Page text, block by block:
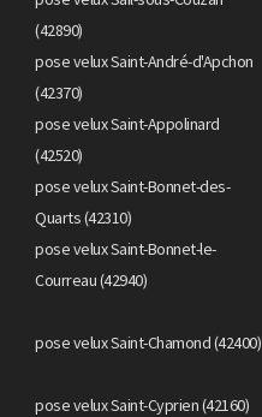
(42890)
pose velux Saint-André-d'Apchon
(42370)
pose velux Saint-Appolinard
(42520)
pose velux Saint-Bonnet-des-
Quarts (42310)
pose velux Saint-Bonnet-le-
Courreau (42940)
pose velux Saint-Chamond (42400)
pose velux Saint-Cyprien (42160)